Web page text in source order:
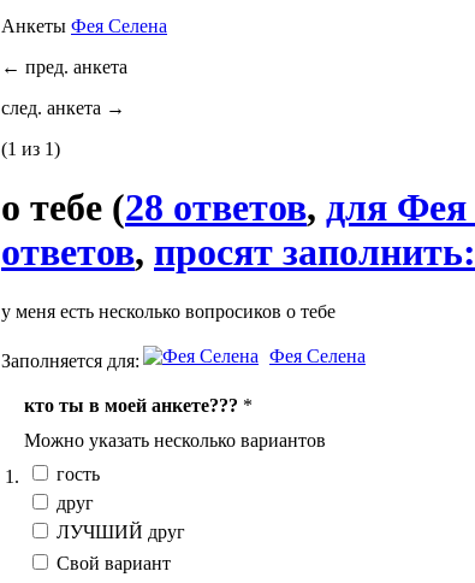
Анкеты Фея Селена
← пред. анкета
след. анкета →
(1 из 1)
о тебе (28 ответов, для Фея
ответов, просят
у меня есть несколько вопросиков о тебе
Заполняется для: Фея Селена
1.
кто ты в моей анкете??? *
Можно указать несколько вариантов
гость
друг
ЛУЧШИЙ друг
Свой вариант